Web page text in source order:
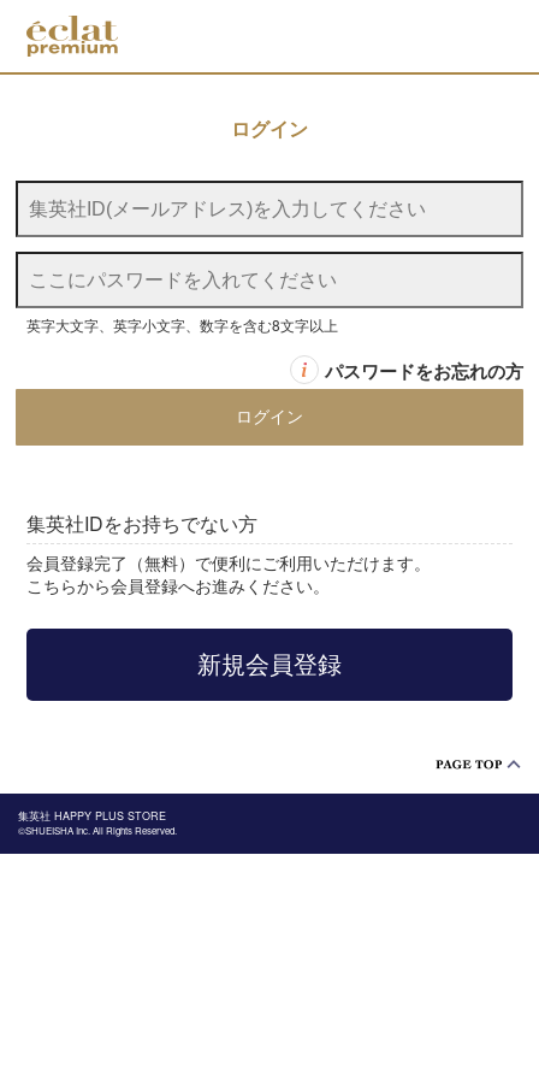
ログイン
英字大文字、英字小文字、数字を含む8文字以上
パスワードをお忘れの方
集英社IDをお持ちでない方
会員登録完了（無料）で便利にご利用いただけます。
こちらから会員登録へお進みください。
集英社 HAPPY PLUS STORE
©SHUEISHA Inc. All Rights Reserved.